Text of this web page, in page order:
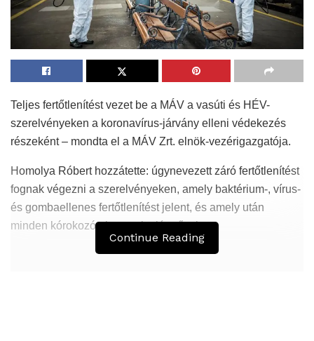
Teljes fertőtlenítést vezet be a MÁV a vasúti és HÉV-
szerelvényeken a koronavírus-járvány elleni védekezés
részeként – mondta el a MÁV Zrt. elnök-vezérigazgatója.
Homolya Róbert hozzátette: úgynevezett záró fertőtlenítést
fognak végezni a szerelvényeken, amely baktérium-, vírus-
és gombaellenes fertőtlenítést jelent, és amely után
minden kórokozó elpusztul a járműveken.
Continue Reading